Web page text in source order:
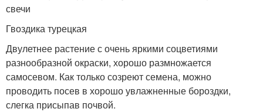
свечи
Гвоздика турецкая
Двулетнее растение с очень яркими соцветиями
разнообразной окраски, хорошо размножается
самосевом. Как только созреют семена, можно
проводить посев в хорошо увлажненные бороздки,
слегка присыпав почвой.